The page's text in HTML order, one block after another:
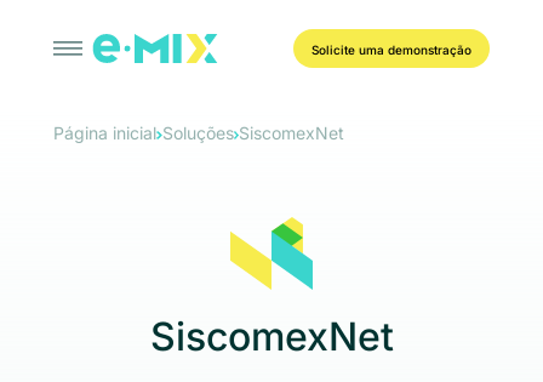
Solicite uma demonstração
Página inicial Soluções SiscomexNet
SiscomexNet